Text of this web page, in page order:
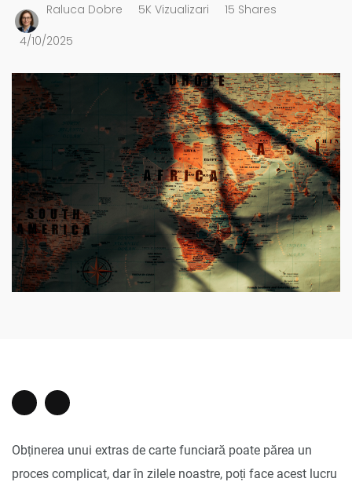
Raluca Dobre 5K Vizualizari 15 Shares
4/10/2025
Obținerea unui extras de carte funciară poate părea un
proces complicat, dar în zilele noastre, poți face acest lucru